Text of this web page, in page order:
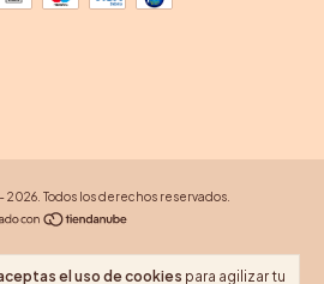
el uso de cookies para agilizar tu
Todos los derechos reservados.